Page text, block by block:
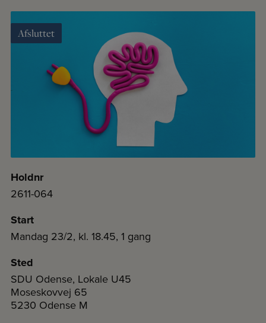
Afsluttet
Holdnr
2611-064
Start
Mandag 23/2, kl. 18.45, 1 gang
Sted
SDU Odense, Lokale U45
Moseskovvej 65
5230 Odense M